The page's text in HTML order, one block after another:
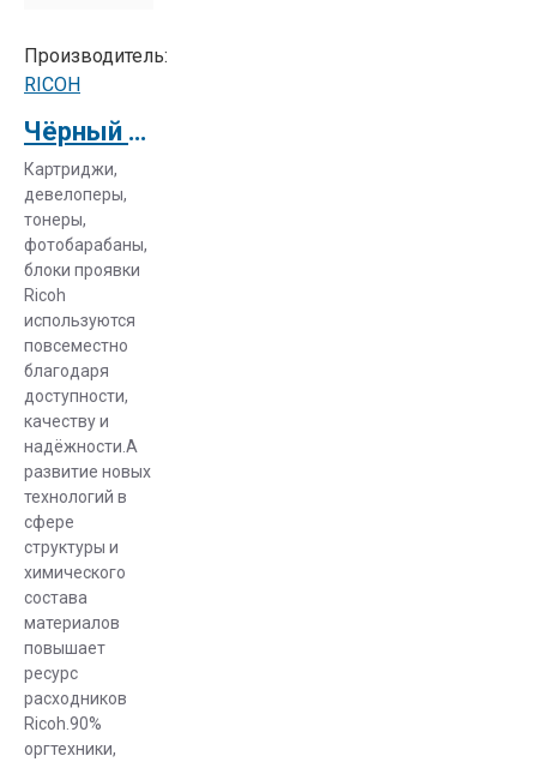
Производитель:
RICOH
Чёрный барабан тип 90 A4 для Priport HQ7000 / HQ9000 / DD6650P (205869)
Картриджи,
девелоперы,
тонеры,
фотобарабаны,
блоки проявки
Ricoh
используются
повсеместно
благодаря
доступности,
качеству и
надёжности.А
развитие новых
технологий в
сфере
структуры и
химического
состава
материалов
повышает
ресурc
расходников
Ricoh.90%
оргтехники,